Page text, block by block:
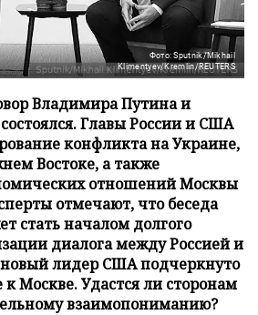
Фото: Sputnik/Mikhail
Klimentyev/Kremlin/REUTERS
Владимира Путина и
Главы России и США
конфликта на Украине,
Востоке, а также
отношений Москвы
отмечают, что беседа
стать началом долгого
диалога между Россией и
лидер США подчеркнуто
Москве. Удастся ли сторонам
взаимопониманию?